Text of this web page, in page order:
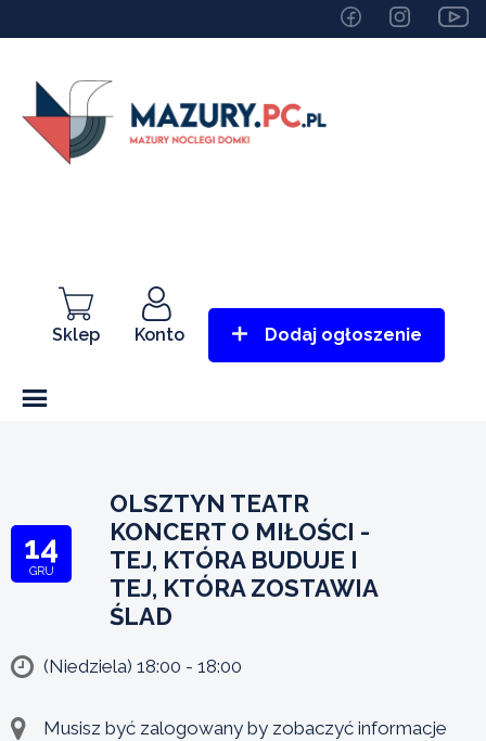
Sklep Konto Dodaj ogłoszenie
14
GRU
OLSZTYN TEATR
KONCERT O MIŁOŚCI -
TEJ, KTÓRA BUDUJE I
TEJ, KTÓRA ZOSTAWIA
ŚLAD
(Niedziela) 18:00 - 18:00
Musisz być zalogowany by zobaczyć informacje